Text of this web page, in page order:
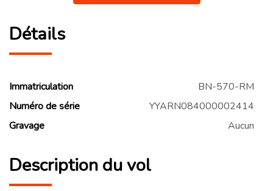
Détails
Immatriculation
BN-570-RM
Numéro de série
YYARN084000002414
Gravage
Aucun
Description du vol